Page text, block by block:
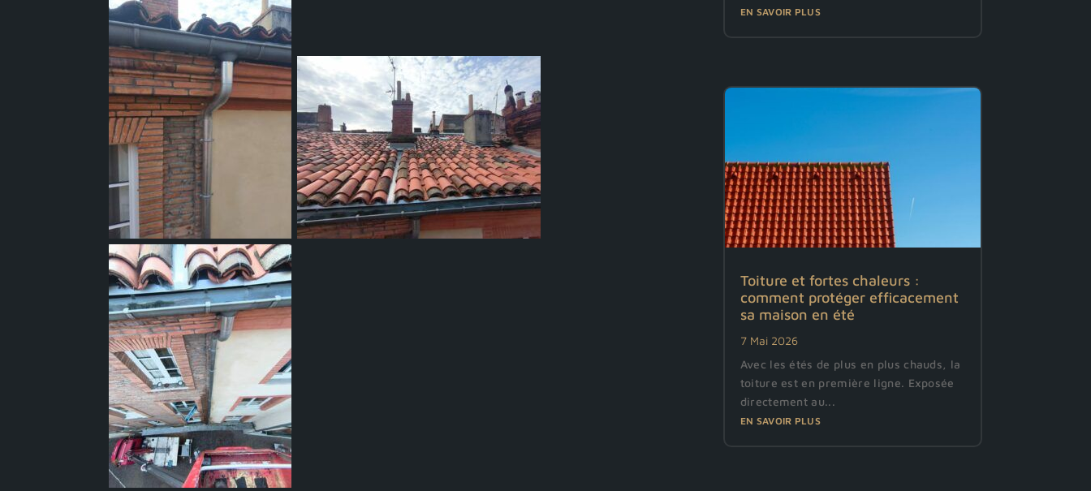
EN SAVOIR PLUS
Toiture et fortes chaleurs :
comment protéger efficacement
sa maison en été
7 Mai 2026
Avec les étés de plus en plus chauds, la
toiture est en première ligne. Exposée
directement au...
EN SAVOIR PLUS